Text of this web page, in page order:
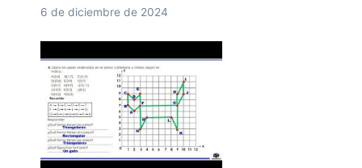
6 de diciembre de 2024